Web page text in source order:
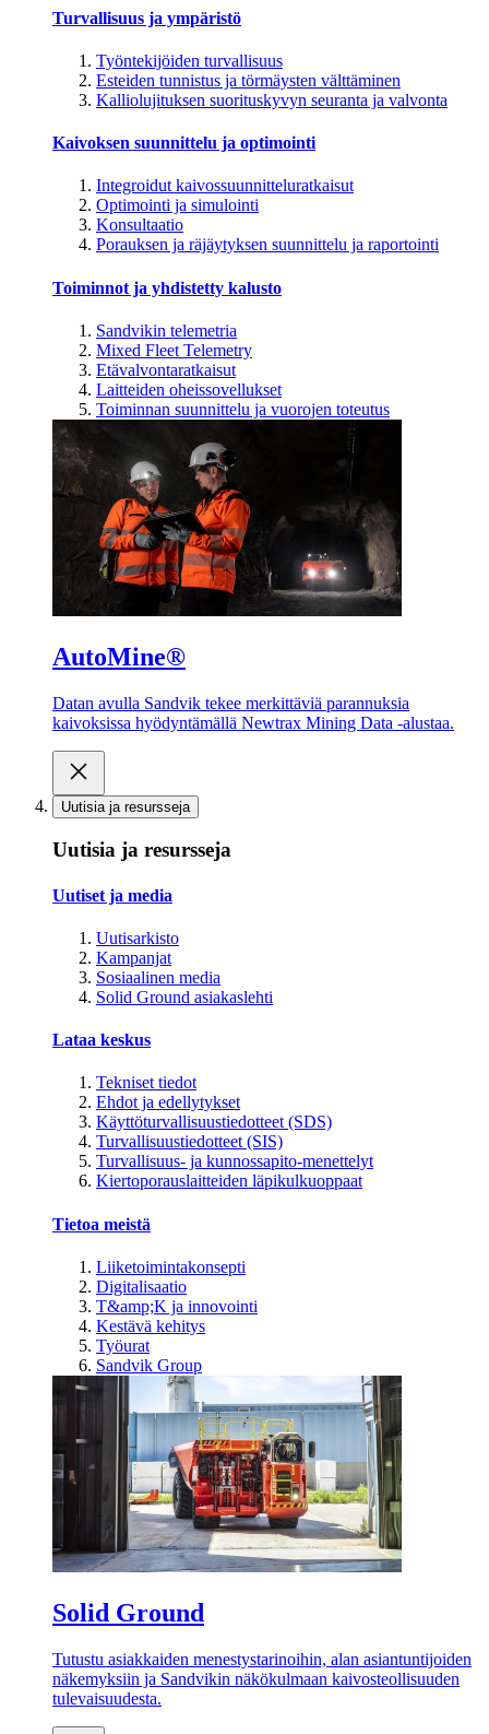
Turvallisuus ja ympäristö
Työntekijöiden turvallisuus
Esteiden tunnistus ja törmäysten välttäminen
Kalliolujituksen suorituskyvyn seuranta ja valvonta
Kaivoksen suunnittelu ja optimointi
Integroidut kaivossuunnitteluratkaisut
Optimointi ja simulointi
Konsultaatio
Porauksen ja räjäytyksen suunnittelu ja raportointi
Toiminnot ja yhdistetty kalusto
Sandvikin telemetria
Mixed Fleet Telemetry
Etävalvontaratkaisut
Laitteiden oheissovellukset
Toiminnan suunnittelu ja vuorojen toteutus
AutoMine®
Datan avulla Sandvik tekee merkittäviä parannuksia
kaivoksissa hyödyntämällä Newtrax Mining Data -alustaa.
Uutisia ja resursseja
Uutisia ja resursseja
Uutiset ja media
Uutisarkisto
Kampanjat
Sosiaalinen media
Solid Ground asiakaslehti
Lataa keskus
Tekniset tiedot
Ehdot ja edellytykset
Käyttöturvallisuustiedotteet (SDS)
Turvallisuustiedotteet (SIS)
Turvallisuus- ja kunnossapito-menettelyt
Kiertoporauslaitteiden läpikulkuoppaat
Tietoa meistä
Liiketoimintakonsepti
Digitalisaatio
T&amp;K ja innovointi
Kestävä kehitys
Työurat
Sandvik Group
Solid Ground
Tutustu asiakkaiden menestystarinoihin, alan asiantuntijoiden
näkemyksiin ja Sandvikin näkökulmaan kaivosteollisuuden
tulevaisuudesta.